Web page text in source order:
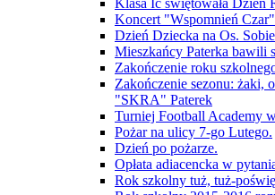
Klasa Ic świętowała Dzień
Koncert "Wspomnień Czar"
Dzień Dziecka na Os.
Mieszkańcy Paterka bawili
Zakończenie roku
Zakończenie sezonu: żaki,
"SKRA" Paterek
Turniej Football Academy
Pożar na ulicy 7-go Lutego.
Dzień po pożarze.
Opłata adiacencka w
Rok szkolny tuż, tuż-